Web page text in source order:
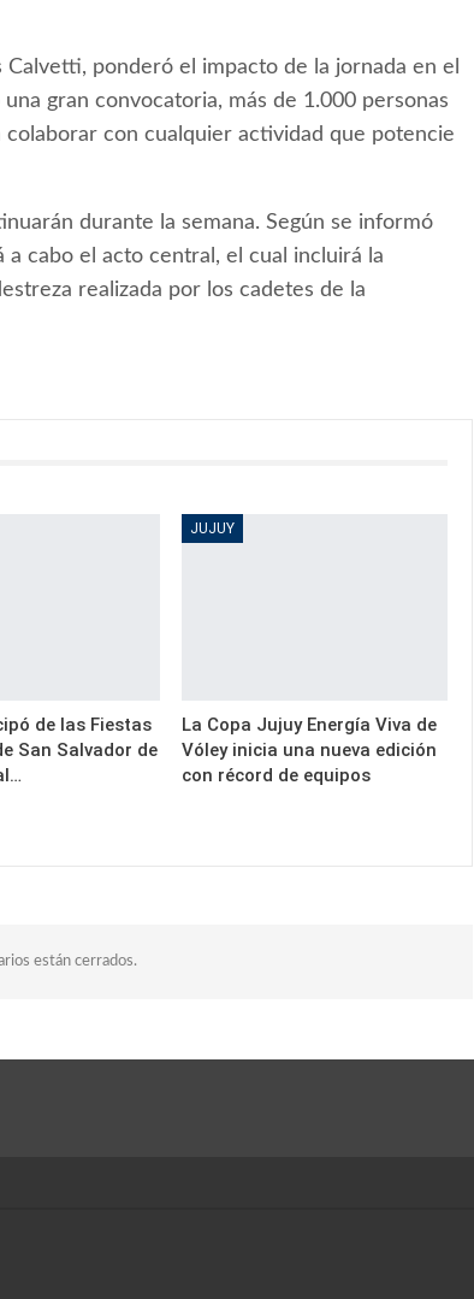
ponderó el impacto de la jornada en el
gran convocatoria, más de 1.000 personas
con cualquier actividad que potencie
durante la semana. Según se informó
cabo el acto central, el cual incluirá la
realizada por los cadetes de la
de las Fiestas
San Salvador de
JUJUY
La Copa Jujuy Energía Viva de
Vóley inicia una nueva edición
con récord de equipos
están cerrados.